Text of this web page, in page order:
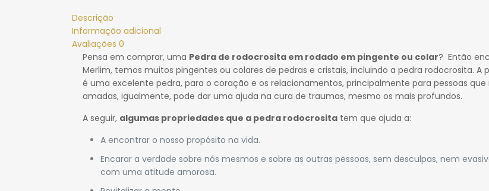
Descrição
Informação adicional
Avaliações 0
Pensa em comprar, uma Pedra de rodocrosita em rodado em pingente ou colar? Então
Merlim, temos muitos pingentes ou colares de pedras e cristais, incluindo a pedra rodocrosita. A
é uma excelente pedra, para o coração e os relacionamentos, principalmente para pessoas
amadas, igualmente, pode dar uma ajuda na cura de traumas, mesmo os mais profundos.
A seguir, algumas propriedades que a pedra rodocrosita tem que ajuda a:
A encontrar o nosso propósito na vida.
Encarar a verdade sobre nós mesmos e sobre as outras pessoas, sem desculpas, nem
com uma atitude amorosa.